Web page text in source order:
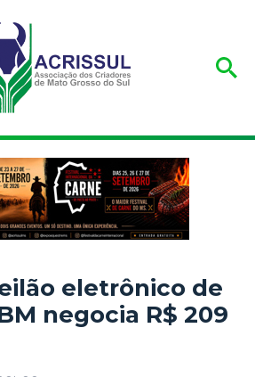
eletrônico de
negocia R$ 209